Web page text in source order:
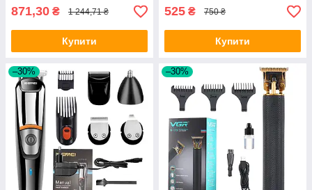
871,30 ₴ 1 244,71 ₴
Купити
525 ₴ 750 ₴
Купити
–30% –30%